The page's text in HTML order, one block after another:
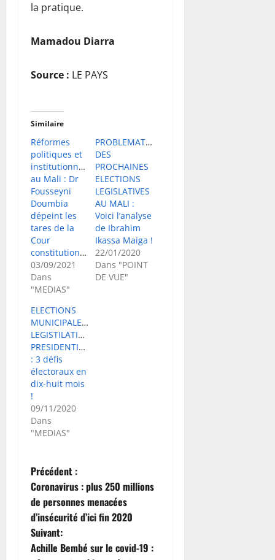
la pratique.
Mamadou Diarra
Source : LE PAYS
Similaire
Réformes
politiques et
institutionnelles
au Mali : Dr
Fousseyni
Doumbia
dépeint les
tares de la
Cour
constitutionnelle
03/09/2021
Dans
"MEDIAS"
PROBLEMATIQUE
DES
PROCHAINES
ELECTIONS
LEGISLATIVES
AU MALI :
Voici l’analyse
de Ibrahim
Ikassa Maiga !
22/01/2020
Dans "POINT
DE VUE"
ELECTIONS
MUNICIPALES-
LEGISTILATIVES-
PRESIDENTIELLES
: 3 défis
électoraux en
dix-huit mois
!
09/11/2020
Dans
"MEDIAS"
N
a
v
i
Précédent :
Coronavirus : plus 250 millions
de personnes menacées
d’insécurité d’ici fin 2020
Suivant:
Achille Bembé sur le covid-19 :